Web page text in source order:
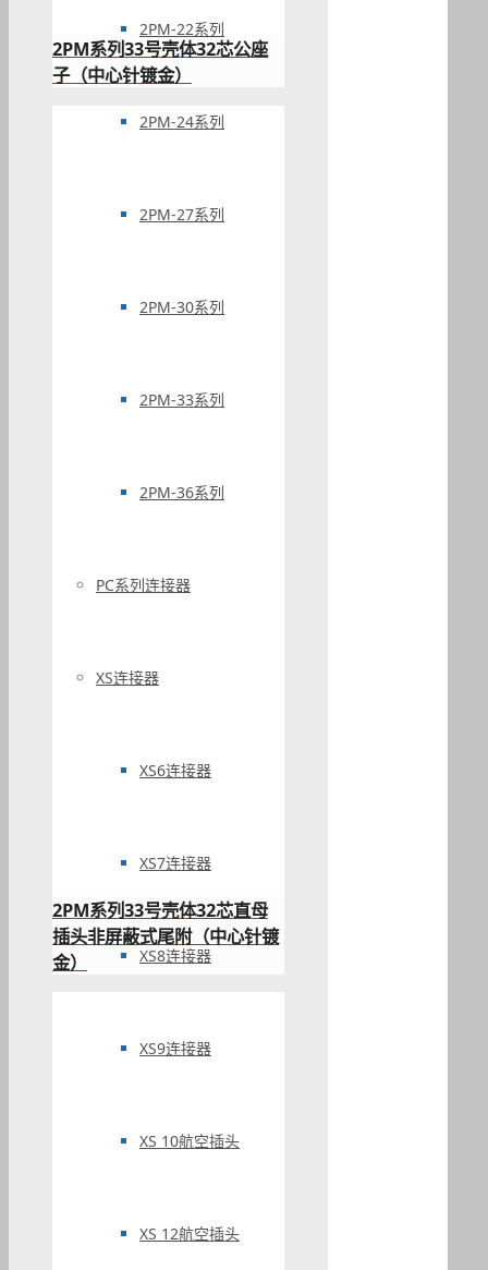
2PM-22系列
2PM-24系列
2PM-27系列
2PM-30系列
2PM-33系列
2PM-36系列
PC系列连接器
XS连接器
XS6连接器
XS7连接器
XS8连接器
XS9连接器
XS 10航空插头
XS 12航空插头
2PM系列33号壳体32芯公座
子（中心针镀金）
2PM系列33号壳体32芯直母
插头非屏蔽式尾附（中心针镀
金）